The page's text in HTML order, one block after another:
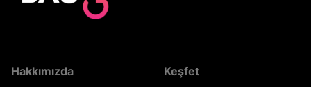
Hakkımızda Keşfet